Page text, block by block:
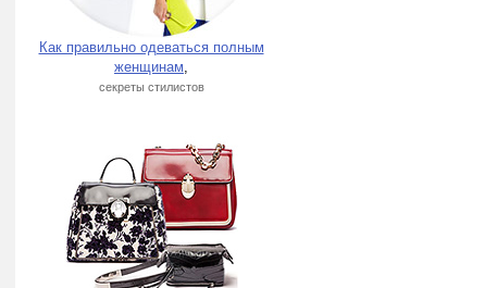
Как правильно одеваться полным
женщинам,
секреты стилистов